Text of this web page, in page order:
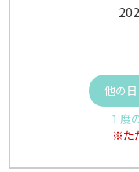
他の
１度
※た